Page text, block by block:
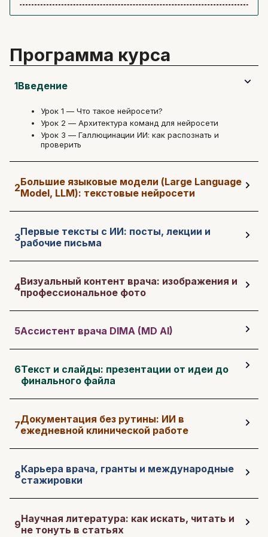
Программа курса
1Введение
Урок 1 — Что такое нейросети?
Урок 2 — Архитектура команд для нейросети
Урок 3 — Галлюцинации ИИ: как распознать и
проверить
2Большие языковые модели (Large Language
Model, LLM): текстовые нейросети
3Первые тексты с ИИ: посты, лекции и
рабочие письма
4Визуальный контент врача: изображения и
профессиональное фото
5Ассистент врача DIMA (MD AI)
6Текст и слайды: презентации от идеи до
финального файла
7Документация без рутины: ИИ в
ежедневной клинической работе
8Карьера врача, гранты и международные
стажировки
9Научная литература: как искать, читать и
не тонуть в статьях